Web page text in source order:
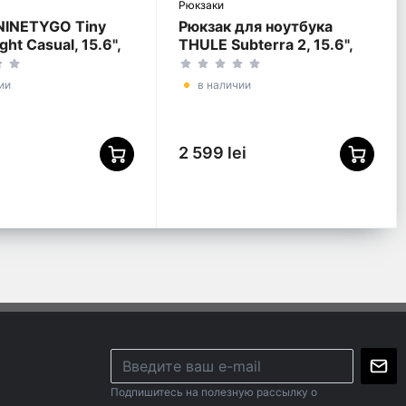
Tiny
Casual, 15.6",
600D,
Рюкзаки
Рюкзак для ноутбука
THULE Subterra 2, 15.6",
Dark Slate
в наличии
2 599 lei
Подпишитесь на полезную рассылку о